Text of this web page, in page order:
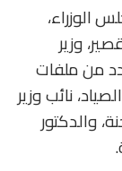
الوزراء،
وزير
من ملفات
نائب وزير
والدكتور